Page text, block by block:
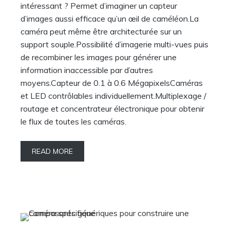
intéressant ? Permet d’imaginer un capteur
d’images aussi efficace qu’un œil de caméléon.La
caméra peut même être architecturée sur un
support souple.Possibilité d’imagerie multi-vues puis
de recombiner les images pour générer une
information inaccessible par d’autres
moyens.Capteur de 0.1 à 0.6 MégapixelsCaméras
et LED contrôlables individuellement.Multiplexage /
routage et concentrateur électronique pour obtenir
le flux de toutes les caméras.
READ MORE